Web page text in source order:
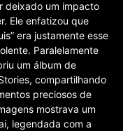
deixado um impacto
Ele enfatizou que
era justamente esse
Paralelamente
um álbum de
compartilhando
preciosos de
mostrava um
legendada com a